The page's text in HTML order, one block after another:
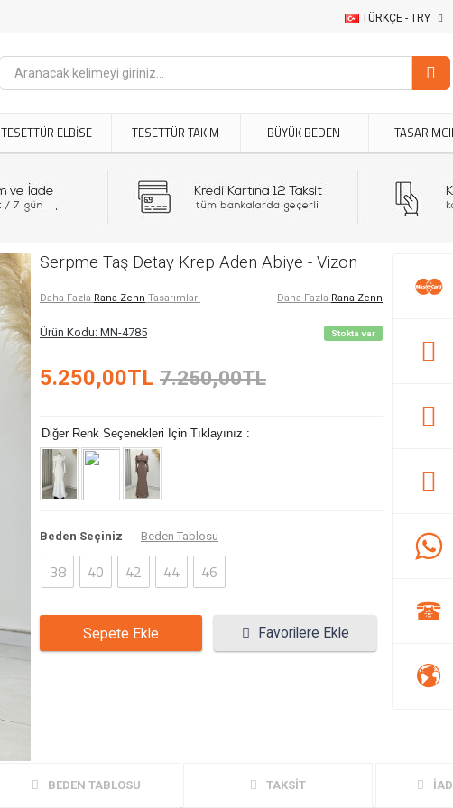
TÜRKÇE - TRY
TESETTÜR ELBİSE TESETTÜR TAKIM BÜYÜK BEDEN
Serpme Taş Detay Krep Aden Abiye - Vizon
Daha Fazla Rana Zenn Tasarımları Daha Fazla Rana Zenn
Ürün Kodu: MN-4785 Stokta var
5.250,00TL 7.250,00TL
Diğer Renk Seçenekleri İçin Tıklayınız :
Beden Seçiniz Beden Tablosu
38 40 42 44 46
Sepete Ekle Favorilere Ekle
BEDEN TABLOSU TAKSİT